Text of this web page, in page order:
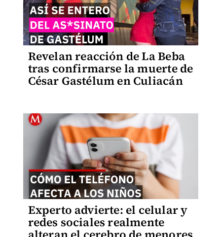
Revelan reacción de La Beba
tras confirmarse la muerte de
César Gastélum en Culiacán
Experto advierte: el celular y
redes sociales realmente